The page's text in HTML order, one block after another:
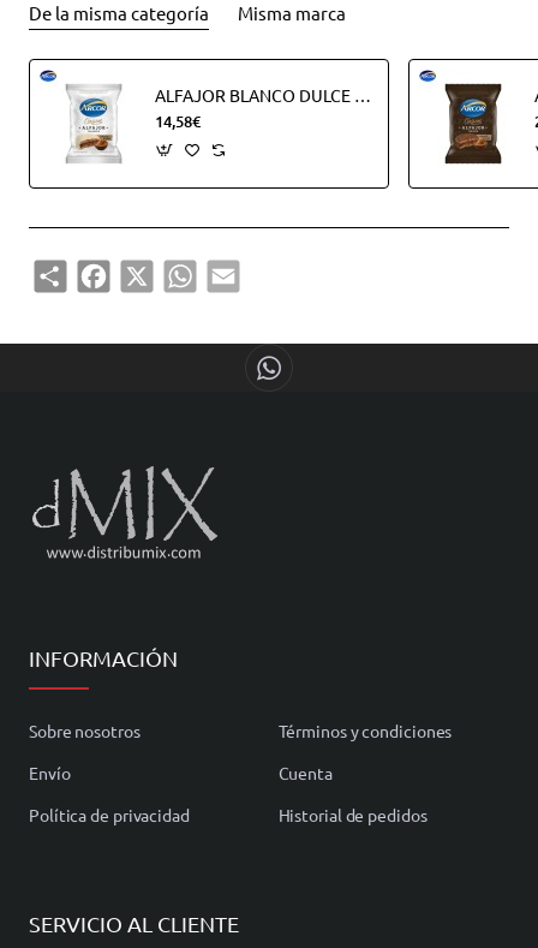
De la misma categoría Misma marca
ALFAJOR BLANCO DULCE DE LECHE (18UDS)
14,58€
Share Facebook
X WhatsApp
Email
INFORMACIÓN
Sobre nosotros
Envío
Política de privacidad
Términos y condiciones
Cuenta
Historial de pedidos
SERVICIO AL CLIENTE